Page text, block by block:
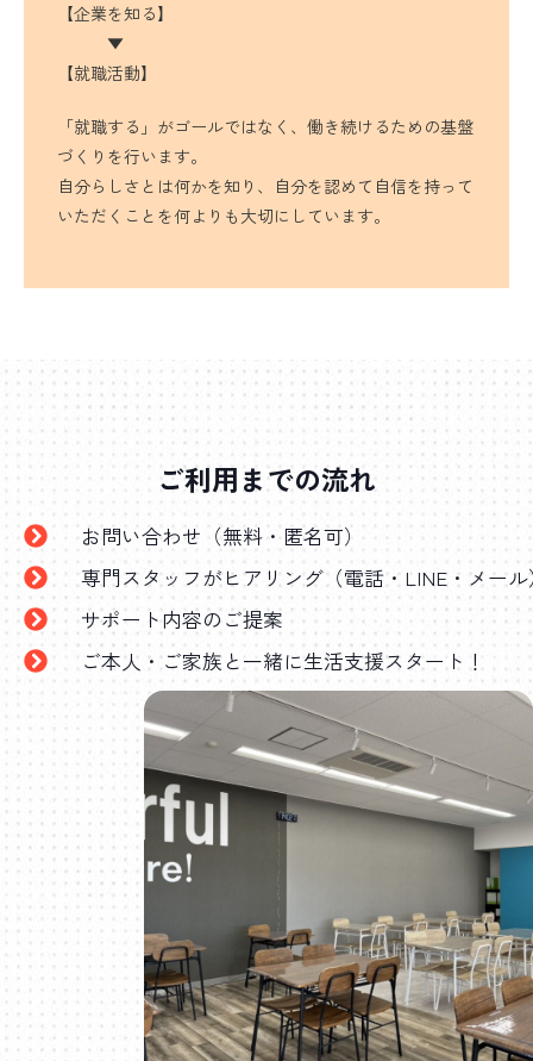
【企業を知る】
▼
【就職活動】
「就職する」がゴールではなく、働き続けるための基盤
づくりを行います。
自分らしさとは何かを知り、自分を認めて自信を持って
いただくことを何よりも大切にしています。
ご利用までの流れ
お問い合わせ（無料・匿名可）
専門スタッフがヒアリング（電話・LINE・メー
サポート内容のご提案
ご本人・ご家族と一緒に生活支援スタート！